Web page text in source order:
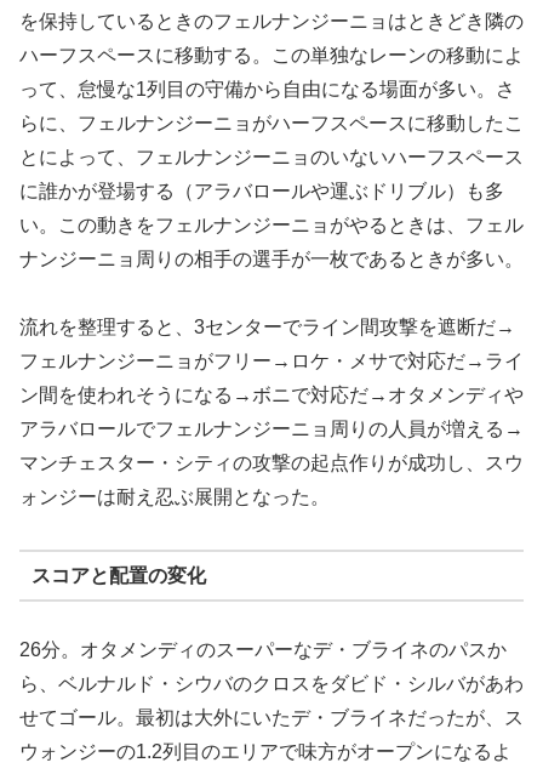
を保持しているときのフェルナンジーニョはときどき隣の
ハーフスペースに移動する。この単独なレーンの移動によ
って、怠慢な1列目の守備から自由になる場面が多い。さ
らに、フェルナンジーニョがハーフスペースに移動したこ
とによって、フェルナンジーニョのいないハーフスペース
に誰かが登場する（アラバロールや運ぶドリブル）も多
い。この動きをフェルナンジーニョがやるときは、フェル
ナンジーニョ周りの相手の選手が一枚であるときが多い。
流れを整理すると、3センターでライン間攻撃を遮断だ→
フェルナンジーニョがフリー→ロケ・メサで対応だ→ライ
ン間を使われそうになる→ボニで対応だ→オタメンディや
アラバロールでフェルナンジーニョ周りの人員が増える→
マンチェスター・シティの攻撃の起点作りが成功し、スウ
ォンジーは耐え忍ぶ展開となった。
スコアと配置の変化
26分。オタメンディのスーパーなデ・ブライネのパスか
ら、ベルナルド・シウバのクロスをダビド・シルバがあわ
せてゴール。最初は大外にいたデ・ブライネだったが、ス
ウォンジーの1.2列目のエリアで味方がオープンになるよ